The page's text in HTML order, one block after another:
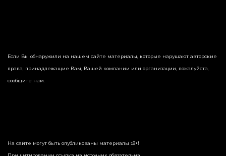
Если Вы обнаружили на нашем сайте материалы, которые нарушают авторские
права, принадлежащие Вам, Вашей компании или организации, пожалуйста,
сообщите нам.
На сайте могут быть опубликованы материалы 18+!